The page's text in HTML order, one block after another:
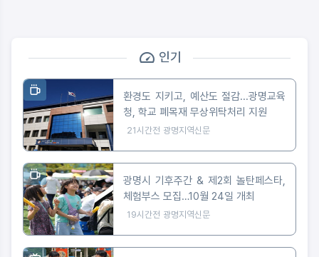
인기
환경도 지키고, 예산도 절감...광명교육
청, 학교 폐목재 무상위탁처리 지원
21시간전 광명지역신문
광명시 기후주간 & 제2회 놀탄페스타,
체험부스 모집…10월 24일 개최
19시간전 광명지역신문